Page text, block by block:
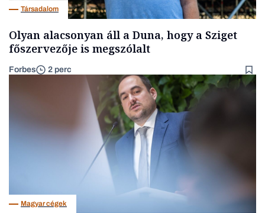
Társadalom
Olyan alacsonyan áll a Duna, hogy a Sziget
főszervezője is megszólalt
Forbes 2 perc
Magyar cégek